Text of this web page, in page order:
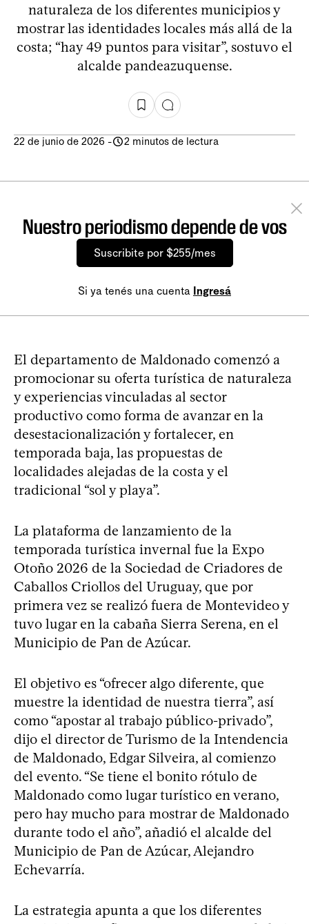
naturaleza de los diferentes municipios y
mostrar las identidades locales más allá de la
costa; “hay 49 puntos para visitar”, sostuvo el
alcalde pandeazuquense.
22 de junio de 2026 - 2 minutos de lectura
Nuestro periodismo depende de vos
Suscribite por $255/mes
Si ya tenés una cuenta Ingresá
El departamento de Maldonado comenzó a
promocionar su oferta turística de naturaleza
y experiencias vinculadas al sector
productivo como forma de avanzar en la
desestacionalización y fortalecer, en
temporada baja, las propuestas de
localidades alejadas de la costa y el
tradicional “sol y playa”.
La plataforma de lanzamiento de la
temporada turística invernal fue la Expo
Otoño 2026 de la Sociedad de Criadores de
Caballos Criollos del Uruguay, que por
primera vez se realizó fuera de Montevideo y
tuvo lugar en la cabaña Sierra Serena, en el
Municipio de Pan de Azúcar.
El objetivo es “ofrecer algo diferente, que
muestre la identidad de nuestra tierra”, así
como “apostar al trabajo público-privado”,
dijo el director de Turismo de la Intendencia
de Maldonado, Edgar Silveira, al comienzo
del evento. “Se tiene el bonito rótulo de
Maldonado como lugar turístico en verano,
pero hay mucho para mostrar de Maldonado
durante todo el año”, añadió el alcalde del
Municipio de Pan de Azúcar, Alejandro
Echevarría.
La estrategia apunta a que los diferentes